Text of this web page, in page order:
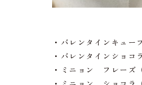
・バレンタインキュー
・バレンタインショコ
・ミニョン フレーズ